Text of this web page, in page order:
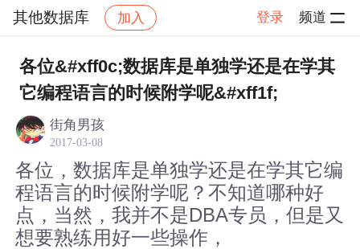
其他数据库 加入 登录 频道
社区 其他数据库 帖子详情
各位&#xff0c;数据库是单独学还是在学其
它编程语言的时候附学呢&#xff1f;
街角男孩
2017-03-08
各位，数据库是单独学还是在学其它编
程语言的时候附学呢？不知道哪种好
点，当然，我并不是DBA专员，但是又
想要熟练用好一些操作，